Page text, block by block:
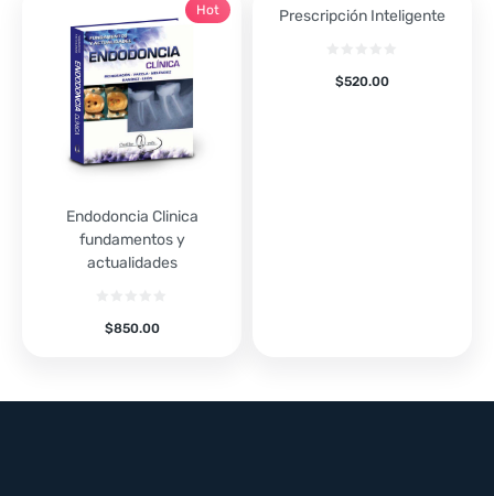
Endodoncia Clinica
fundamentos y
actualidades
$850.00
Hot Prescripción Inteligente
$520.00